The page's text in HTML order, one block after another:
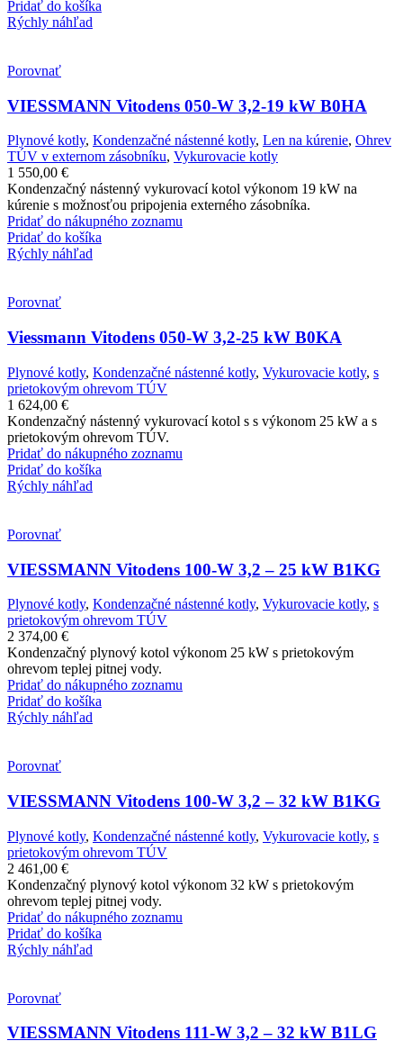
Pridať do košíka
Rýchly náhľad
Porovnať
VIESSMANN Vitodens 050-W 3,2-19 kW B0HA
Plynové kotly, Kondenzačné nástenné kotly, Len na kúrenie, Ohrev
TÚV v externom zásobníku, Vykurovacie kotly
1 550,00 €
Kondenzačný nástenný vykurovací kotol výkonom 19 kW na
kúrenie s možnosťou pripojenia externého zásobníka.
Pridať do nákupného zoznamu
Pridať do košíka
Rýchly náhľad
Porovnať
Viessmann Vitodens 050-W 3,2-25 kW B0KA
Plynové kotly, Kondenzačné nástenné kotly, Vykurovacie kotly, s
prietokovým ohrevom TÚV
1 624,00 €
Kondenzačný nástenný vykurovací kotol s s výkonom 25 kW a s
prietokovým ohrevom TÚV.
Pridať do nákupného zoznamu
Pridať do košíka
Rýchly náhľad
Porovnať
VIESSMANN Vitodens 100-W 3,2 – 25 kW B1KG
Plynové kotly, Kondenzačné nástenné kotly, Vykurovacie kotly, s
prietokovým ohrevom TÚV
2 374,00 €
Kondenzačný plynový kotol výkonom 25 kW s prietokovým
ohrevom teplej pitnej vody.
Pridať do nákupného zoznamu
Pridať do košíka
Rýchly náhľad
Porovnať
VIESSMANN Vitodens 100-W 3,2 – 32 kW B1KG
Plynové kotly, Kondenzačné nástenné kotly, Vykurovacie kotly, s
prietokovým ohrevom TÚV
2 461,00 €
Kondenzačný plynový kotol výkonom 32 kW s prietokovým
ohrevom teplej pitnej vody.
Pridať do nákupného zoznamu
Pridať do košíka
Rýchly náhľad
Porovnať
VIESSMANN Vitodens 111-W 3,2 – 32 kW B1LG